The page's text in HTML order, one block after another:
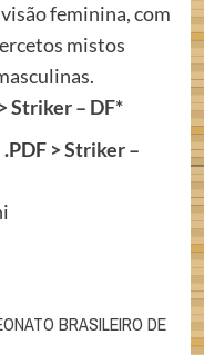
feminina, com
mistos
>Striker – DF*
> Striker –
BRASILEIRO DE